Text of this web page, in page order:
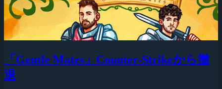
「Gentle Mates」Counter-Strikeから撤
退